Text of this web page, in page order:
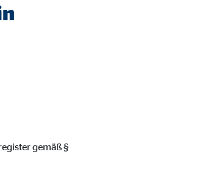
gemäß §
die